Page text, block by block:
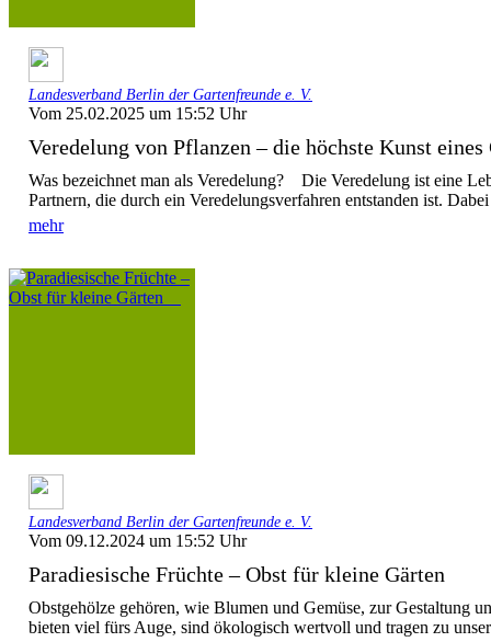
Landesverband Berlin der Gartenfreunde e. V.
Vom 25.02.2025 um 15:52 Uhr
Veredelung von Pflanzen – die höchste Kunst eines
Was bezeichnet man als Veredelung? Die Veredelung ist eine
Partnern, die durch ein Veredelungsverfahren entstanden ist.
mehr
Landesverband Berlin der Gartenfreunde e. V.
Vom 09.12.2024 um 15:52 Uhr
Paradiesische Früchte – Obst für kleine Gärten
Obstgehölze gehören, wie Blumen und Gemüse, zur Gestaltung
bieten viel fürs Auge, sind ökologisch wertvoll und tragen zu